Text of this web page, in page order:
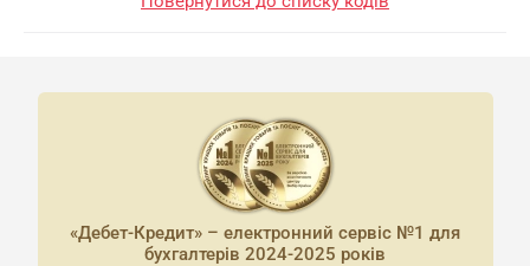
«Дебет-Кредит» – електронний сервіс №1 для
бухгалтерів 2024-2025 років